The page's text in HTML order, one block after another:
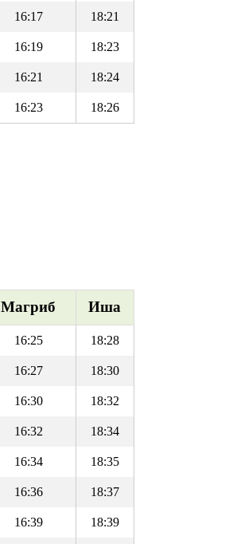
16:17 18:21
16:19 18:23
16:21 18:24
16:23 18:26
Магриб Иша
16:25 18:28
16:27 18:30
16:30 18:32
16:32 18:34
16:34 18:35
16:36 18:37
16:39 18:39